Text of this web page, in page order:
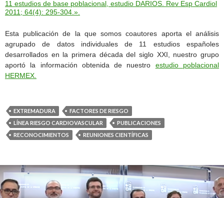
11 estudios de base poblacional, estudio DARIOS. Rev Esp Cardiol
2011; 64(4): 295-304.».
Esta publicación de la que somos coautores aporta el análisis
agrupado de datos individuales de 11 estudios españoles
desarrollados en la primera década del siglo XXI, nuestro grupo
aportó la información obtenida de nuestro estudio poblacional
HERMEX.
EXTREMADURA
FACTORES DE RIESGO
LÍNEA RIESGO CARDIOVASCULAR
PUBLICACIONES
RECONOCIMIENTOS
REUNIONES CIENTÍFICAS